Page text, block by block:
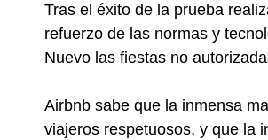
Tras el éxito de la prueba
refuerzo de las normas y
Nuevo las fiestas no
Airbnb sabe que la inmensa
viajeros respetuosos, y que la